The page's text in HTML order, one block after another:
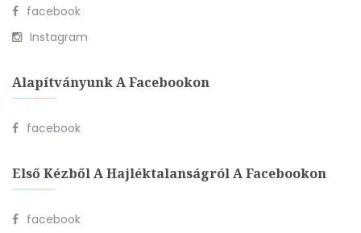
facebook
Instagram
Alapítványunk A Facebookon
facebook
Első Kézből A Hajléktalanságról A Facebookon
facebook